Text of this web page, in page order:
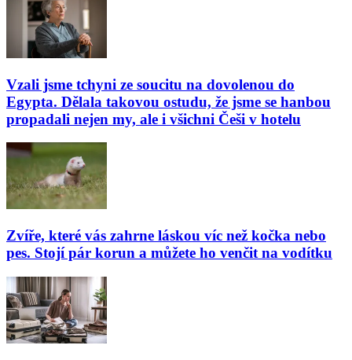
Vzali jsme tchyni ze soucitu na dovolenou do
Egypta. Dělala takovou ostudu, že jsme se hanbou
propadali nejen my, ale i všichni Češi v hotelu
Zvíře, které vás zahrne láskou víc než kočka nebo
pes. Stojí pár korun a můžete ho venčit na vodítku